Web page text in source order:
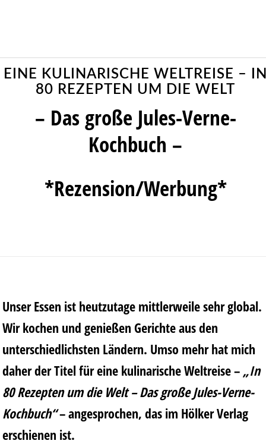
EINE KULINARISCHE WELTREISE –
80 REZEPTEN UM DIE WELT
– Das große Jules-Verne-
Kochbuch –
*Rezension/Werbung*
Unser Essen ist heutzutage mittlerweile sehr global.
Wir kochen und genießen Gerichte aus den
unterschiedlichsten Ländern. Umso mehr hat mich
daher der Titel für eine kulinarische Weltreise – „In
80 Rezepten um die Welt – Das große Jules-Verne-
Kochbuch“– angesprochen, das im Hölker Verlag
erschienen ist.